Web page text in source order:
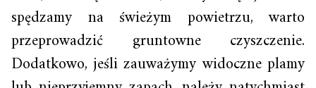
spędzamy na świeżym powietrzu, warto
przeprowadzić gruntowne czyszczenie.
Dodatkowo, jeśli zauważymy widoczne plamy